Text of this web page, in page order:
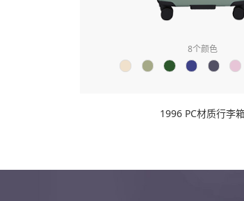
8个颜色
1996 PC材质行李